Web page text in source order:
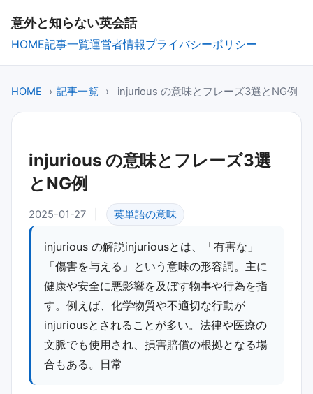
意外と知らない英会話
HOME記事一覧運営者情報プライバシーポリシー
HOME › 記事一覧 › injurious の意味とフレーズ3選とNG例
injurious の意味とフレーズ3選
とNG例
2025-01-27 英単語の意味
injurious の解説injuriousとは、「有害な」
「傷害を与える」という意味の形容詞。主に
健康や安全に悪影響を及ぼす物事や行為を指
す。例えば、化学物質や不適切な行動が
injuriousとされることが多い。法律や医療の
文脈でも使用され、損害賠償の根拠となる場
合もある。日常